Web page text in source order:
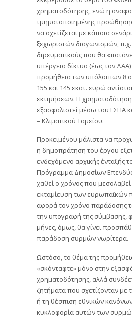
χρηματοδότησης, ενώ η
τμηματοποιημένης
να σχετίζεται με κάποια
ξεχωριστών διαγωνισμών, π.χ.
διρευματικούς που θα
υπέργειο δίκτυο (έως τον ΔΑΑ)
προμήθεια των υπόλοιπων 8
155 και 145 εκατ. ευρώ
εκτιμήσεων. Η χρηματοδότηση
εξασφαλιστεί μέσω του ΕΣΠΑ
– Κλιματικού Ταμείου.
Προκειμένου μάλιστα να
η δημοπράτηση του έργου
ενδεχόμενο αρχικής ένταξής
Πρόγραμμα Δημοσίων
χαθεί ο χρόνος που μεσολαβεί
εκταμίευση των ευρωπαϊκών
αφορά τον χρόνο παράδοσης
την υπογραφή της σύμβασης,
μήνες, όμως, θα γίνει
παράδοση συρμών νωρίτερα.
Ωστόσο, το θέμα της
«σκόνταφτε» μόνο στην
χρηματοδότησης, αλλά
ζητήματα που σχετίζονταν με
ή τη θέσπιση εθνικών
κυκλοφορία αυτών των